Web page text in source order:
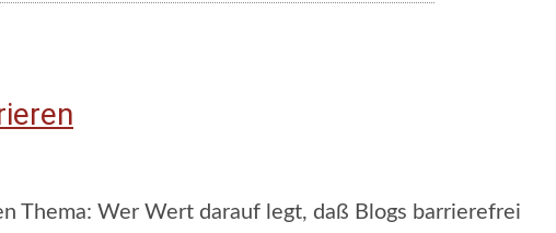
Thema: Wer Wert darauf legt, daß Blogs barrierefrei